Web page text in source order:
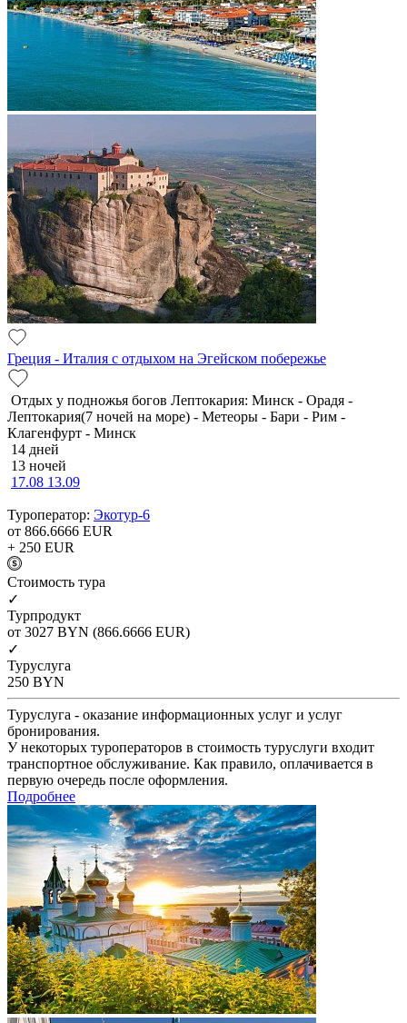
Греция - Италия с отдыхом на Эгейском побережье
Отдых у подножья богов Лептокария: Минск - Орадя -
Лептокария(7 ночей на море) - Метеоры - Бари - Рим -
Клагенфурт - Минск
14 дней
13 ночей
17.08 13.09
Туроператор: Экотур-6
от 866.6666 EUR
+ 250 EUR
Cтоимость тура
✓
Турпродукт
от 3027 BYN (866.6666 EUR)
✓
Туруслуга
250 BYN
Туруслуга - оказание информационных услуг и услуг
бронирования.
У некоторых туроператоров в стоимость туруслуги входит
транспортное обслуживание. Как правило, оплачивается в
первую очередь после оформления.
Подробнее